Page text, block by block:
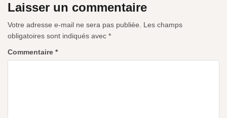
Laisser un commentaire
Votre adresse e-mail ne sera pas publiée.
Les champs
obligatoires sont indiqués avec *
Commentaire *